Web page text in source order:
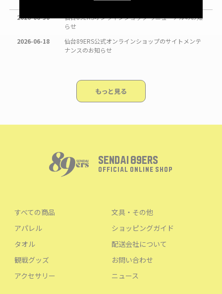
https://www.89ers.jp/news/detail/id=21296
▼7/1(水)12:00オープン 仙台89ERSオンラインショ
ップ
2026-06-30
仙台89ERSオンラインショップ リニューアルのお知
らせ
2026-06-18
仙台89ERS公式オンラインショップのサイトメンテ
ナンスのお知らせ
もっと見る
SENDAI 89ERS
OFFICIAL ONLINE SHOP
すべての商品
アパレル
タオル
観戦グッズ
アクセサリー
文具・その他
ショッピングガイド
配送会社について
お問い合わせ
ニュース